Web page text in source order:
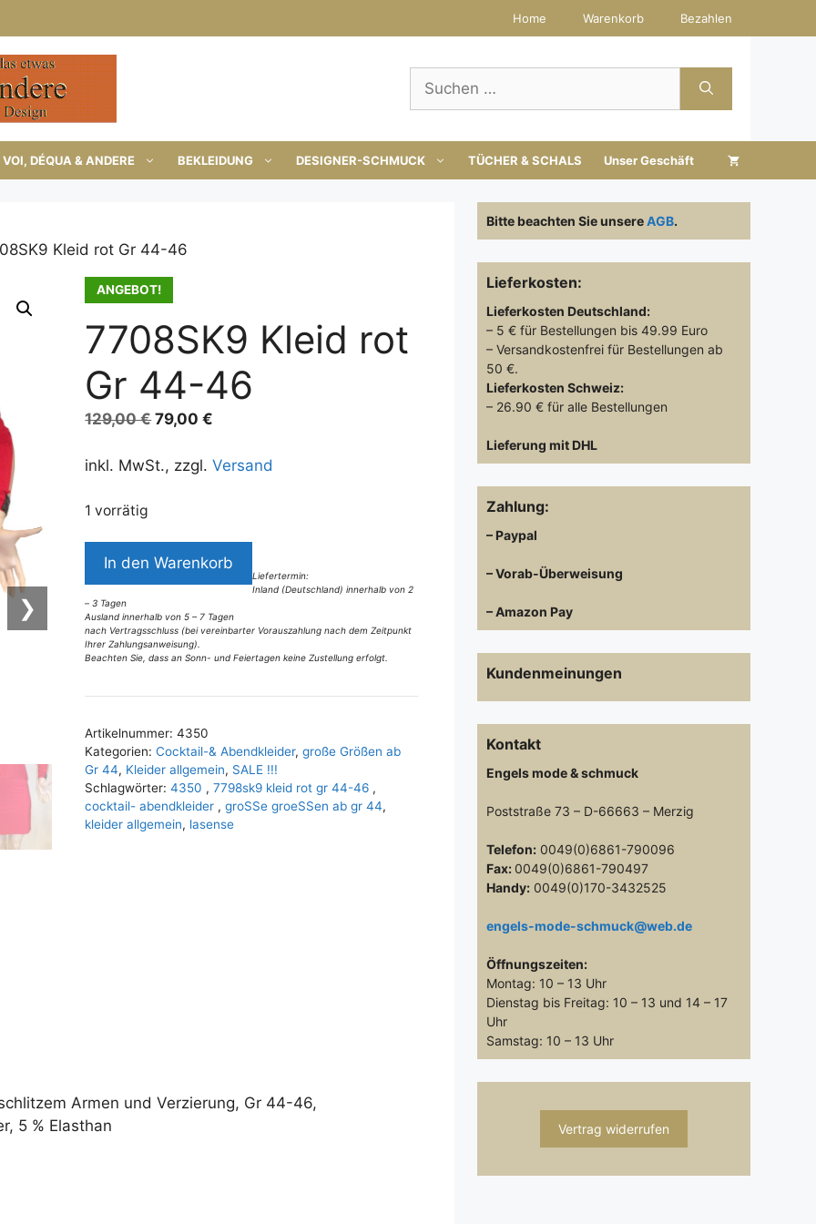
Home Warenkorb Bezahlen
Suchen
nach:
DÉQUA & ANDERE BEKLEIDUNG DESIGNER-SCHMUCK TÜCHER & SCHALS Unser Geschäft
Kleid rot Gr 44-46
ANGEBOT!
❯
7708SK9 Kleid rot
Gr 44-46
129,00€Ursprünglicher
war:
79,00€
ist:
inkl. MwSt., zzgl.Versand
1 vorrätig
7708SK9
rot
Gr
44-
46
In den Warenkorb
Liefertermin:
Inland (Deutschland) innerhalb von 2
– 3 Tagen
Ausland innerhalb von 5 – 7 Tagen
nach Vertragsschluss (bei vereinbarter Vorauszahlung nach dem Zeitpunkt
Ihrer Zahlungsanweisung).
Beachten Sie, dass an Sonn- und Feiertagen keine Zustellung erfolgt.
l
e
r
n
a
Artikelnummer:4350
Kategorien:Cocktail-& Abendkleider,große Größen ab
Gr 44, Kleider allgemein, SALE !!!
Schlagwörter:4350 ,7798sk9 kleid rot gr 44-46 ,
cocktail- abendkleider ,groSSe groeSSen ab gr 44,
kleider allgemein, lasense
Armen und Verzierung, Gr 44-46,
5 % Elasthan
Bitte beachten Sie unsereAGB.
Lieferkosten:
Lieferkosten Deutschland:
– 5 € für Bestellungen bis 49.99 Euro
– Versandkostenfrei für Bestellungen ab
50 €.
Lieferkosten Schweiz:
– 26.90 € für alle Bestellungen
Lieferung mit DHL
Zahlung:
– Paypal
– Vorab-Überweisung
– Amazon Pay
Kundenmeinungen
Kontakt
Engels mode & schmuck
Poststraße 73 – D-66663 – Merzig
Telefon: 0049(0)6861-790096
Fax: 0049(0)6861-790497
Handy: 0049(0)170-3432525
engels-mode-schmuck@web.de
Öffnungszeiten:
Montag: 10 – 13 Uhr
Dienstag bis Freitag: 10 – 13 und 14 – 17
Uhr
Samstag: 10 – 13 Uhr
Vertrag widerrufen